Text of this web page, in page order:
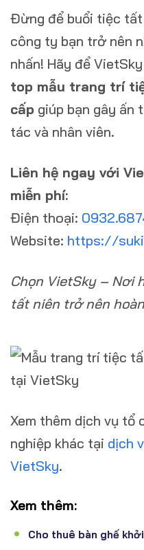
Đừng để buổi tiệc
công ty bạn trở nên
nhấn! Hãy để
top mẫu trang trí
cấp giúp bạn gây
tác và nhân viên.
Liên hệ ngay với
miễn phí:
Điện thoại:
Website: https://
Chọn VietSky – Nơi
tất niên trở nên
Xem thêm dịch vụ tổ
nghiệp khác tại dịch
VietSky.
Xem thêm:
Cho thuê bàn ghế